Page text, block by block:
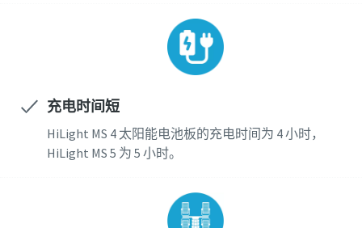
充电时间短
HiLight MS 4 太阳能电池板的充电时间为 4 小时，
HiLight MS 5 为 5 小时。